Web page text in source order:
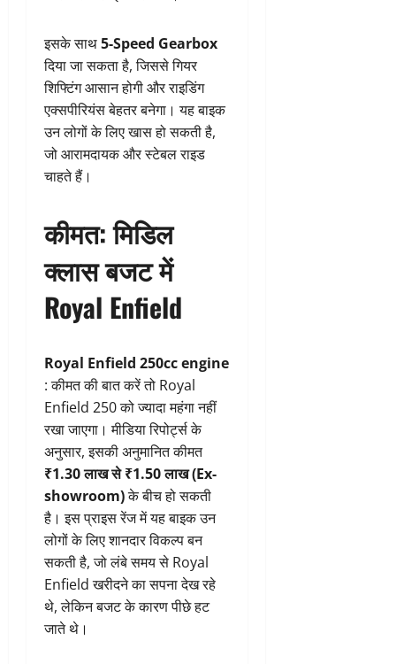
इसके साथ5-Speed Gearbox
दिया जा सकता है, जिससे गियर
शिफ्टिंग आसान होगी और राइडिंग
एक्सपीरियंस बेहतर बनेगा। यह बाइक
उन लोगों के लिए खास हो सकती है,
जो आरामदायक और स्टेबल राइड
चाहते हैं।
कीमत: मिडिल
क्लास बजट में
Royal Enfield
Royal Enfield 250cc engine
: कीमत की बात करें तो Royal
Enfield 250 को ज्यादा महंगा नहीं
रखा जाएगा। मीडिया रिपोर्ट्स के
अनुसार, इसकी अनुमानित कीमत
₹1.30 लाख से ₹1.50 लाख (Ex-
showroom)के बीच हो सकती
है। इस प्राइस रेंज में यह बाइक उन
लोगों के लिए शानदार विकल्प बन
सकती है, जो लंबे समय से Royal
Enfield खरीदने का सपना देख रहे
थे, लेकिन बजट के कारण पीछे हट
जाते थे।